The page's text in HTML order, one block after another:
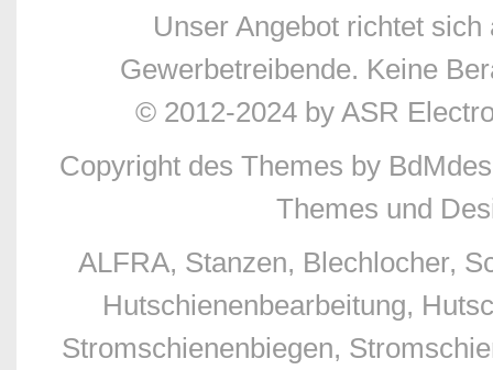
Unser Angebot richtet
Gewerbetreibende. Keine
© 2012-2024 by ASR
Copyright des Themes by
Themes und
ALFRA, Stanzen, Blechlocher,
Hutschienenbearbeitung,
Stromschienenbiegen,